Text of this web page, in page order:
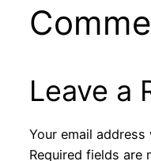
Leave a
Your email
Required fields are